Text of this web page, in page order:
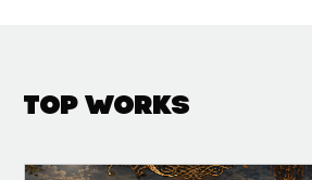
Top Works